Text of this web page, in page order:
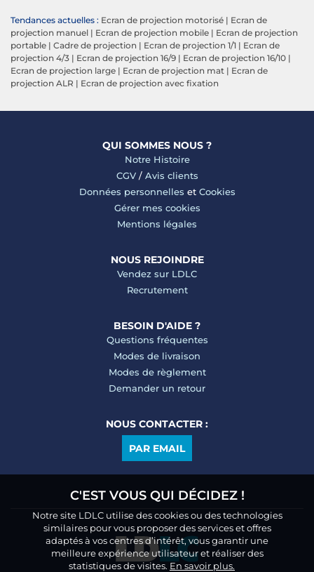
Tendances actuelles : Ecran de projection motorisé | Ecran de
projection manuel | Ecran de projection mobile | Ecran de projection
portable | Cadre de projection | Ecran de projection 1/1 | Ecran de
projection 4/3 | Ecran de projection 16/9 | Ecran de projection 16/10 |
Ecran de projection large | Ecran de projection mat | Ecran de
projection ALR | Ecran de projection avec fixation
QUI SOMMES NOUS ?
Notre Histoire
CGV/ Avis clients
Données personnelles et Cookies
Gérer mes cookies
Mentions légales
NOUS REJOINDRE
Vendez sur LDLC
Recrutement
BESOIN D'AIDE ?
Questions fréquentes
Modes de livraison
Modes de règlement
Demander un retour
NOUS CONTACTER :
PAR EMAIL
C'EST VOUS QUI DÉCIDEZ !
Notre site LDLC utilise des cookies ou des technologies
similaires pour vous proposer des services et offres
adaptés à vos centres d’intérêt, vous garantir une
meilleure expérience utilisateur et réaliser des
statistiques de visites. En savoir plus.